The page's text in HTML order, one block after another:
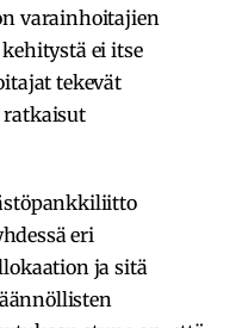
varainhoitajien
ei itse
tekevät
ratkaisut
eri
ja sitä